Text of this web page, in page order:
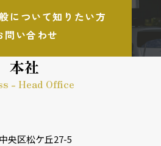
について知りたい方
問い合わせ
本社
- Head Office
央区松ケ丘27-5